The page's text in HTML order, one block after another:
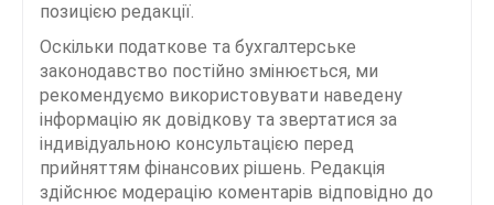
позицією редакції.
Оскільки податкове та бухгалтерське
законодавство постійно змінюється, ми
рекомендуємо використовувати наведену
інформацію як довідкову та звертатися за
індивідуальною консультацією перед
прийняттям фінансових рішень. Редакція
здійснює модерацію коментарів відповідно до